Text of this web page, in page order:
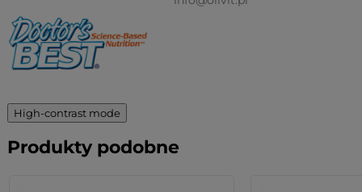
High-contrast mode
Produkty podobne